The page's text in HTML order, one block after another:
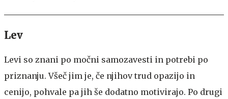
Lev
Levi so znani po močni samozavesti in potrebi po
priznanju. Všeč jim je, če njihov trud opazijo in
cenijo, pohvale pa jih še dodatno motivirajo. Po drugi